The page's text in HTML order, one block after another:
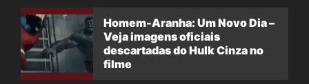
Homem-Aranha: Um Novo Dia –
Veja imagens oficiais
descartadas do Hulk Cinza no
filme